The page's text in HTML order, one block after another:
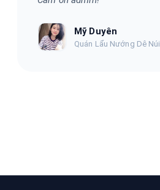
Mỹ Duyên
Quán Lẩu Nướng Dê Núi